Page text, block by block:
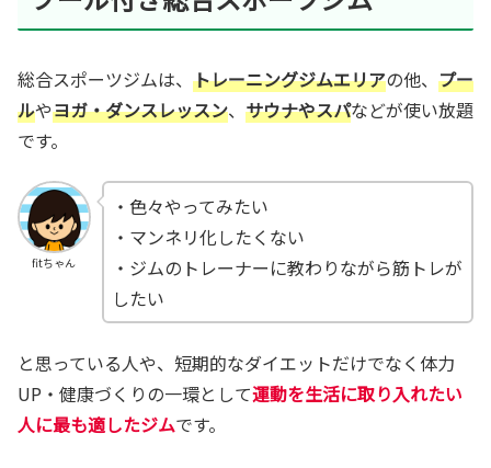
総合スポーツジムは、 トレーニングジムエリアの他、 プー
ルやヨガ・ダンスレッスン、 サウナやスパなどが使い放題
です。
fitちゃん
・色々やってみたい
・マンネリ化したくない
・ジムのトレーナーに教わりながら筋トレが
したい
と思っている人や、短期的なダイエットだけでなく体力
UP・健康づくりの一環として運動を生活に取り入れたい
人に最も適したジムです。